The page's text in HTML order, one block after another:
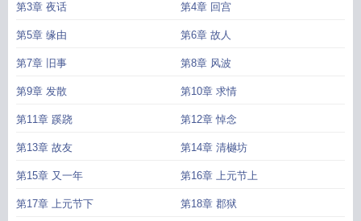
第3章 夜话 第4章 回宫
第5章 缘由 第6章 故人
第7章 旧事 第8章 风波
第9章 发散 第10章 求情
第11章 蹊跷 第12章 悼念
第13章 故友 第14章 清樾坊
第15章 又一年 第16章 上元节上
第17章 上元节下 第18章 郡狱